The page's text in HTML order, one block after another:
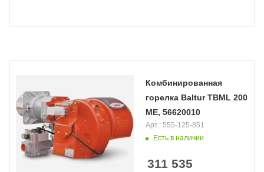
Комбинированная
горелка Baltur TBML 200
ME, 56620010
Есть в наличии
Арт.: 555-125-851
311 535